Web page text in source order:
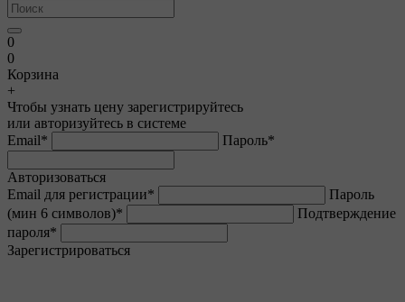
0
0
Корзина
+
Чтобы узнать цену зарегистрируйтесь
или авторизуйтесь в системе
Email* Пароль*
Авторизоваться
Email для регистрации*
Пароль
(мин 6 символов)*
Подтверждение
пароля*
Зарегистрироваться